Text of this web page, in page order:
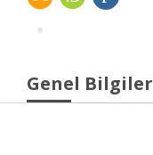
Genel Bilgiler